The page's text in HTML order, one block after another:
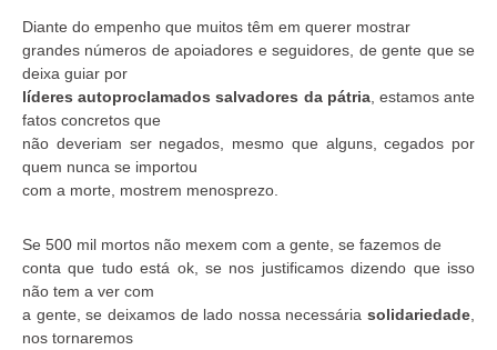
Diante do empenho que muitos têm em querer mostrar
grandes números de apoiadores e seguidores, de gente que se
deixa guiar por
líderes autoproclamados salvadores da pátria, estamos ante
fatos concretos que
não deveriam ser negados, mesmo que alguns, cegados por
quem nunca se importou
com a morte, mostrem menosprezo.
Se 500 mil mortos não mexem com a gente, se fazemos de
conta que tudo está ok, se nos justificamos dizendo que isso
não tem a ver com
a gente, se deixamos de lado nossa necessária solidariedade
nos tornaremos